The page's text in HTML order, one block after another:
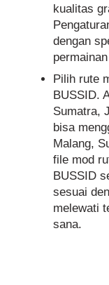
kualitas
dengan
Pilih rute
BUSSID.
Sumatra,
bisa
Malang,
file mod
BUSSID
sesuai
melewati
sana.